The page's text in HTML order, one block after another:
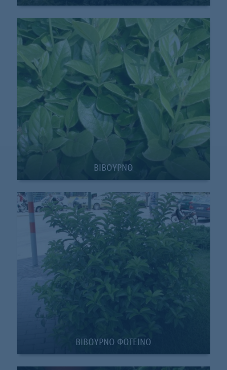
BIBOYΡΝΟ
BIBOYΡΝΟ ΦΩΤΕΙΝΟ